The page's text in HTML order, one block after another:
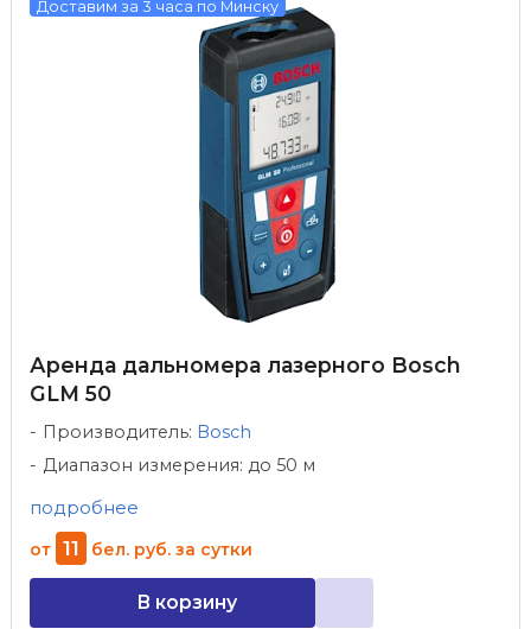
Доставим за 3 часа по Минску
Аренда дальномера лазерного Bosch
GLM 50
Производитель: Bosch
Диапазон измерения: до 50 м
подробнее
от 11 бел. руб. за сутки
В корзину